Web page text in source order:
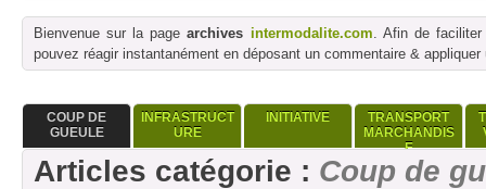
Bienvenue sur la pagearchives intermodalite.com. Afin de
pouvez réagir instantanément en déposant un commentaire & appliquer
COUP DE
GUEULE
INFRASTRUCT
URE
INITIATIVE
TRANSPORT
MARCHANDIS
E
Articles catégorie : Coup de